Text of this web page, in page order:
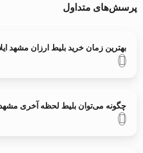
پرسش‌های متداول
بهترین زمان خرید بلیط ارزان مشهد
چگونه می‌توان بلیط لحظه آخری مشهد